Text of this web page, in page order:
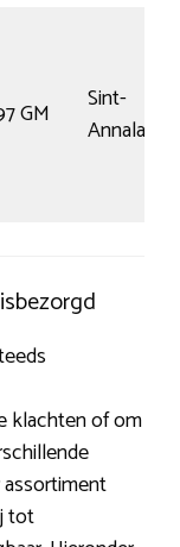
GM
Sint-
Annaland
klachten of om
tot